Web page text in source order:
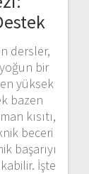
dersler,
bir
yüksek
bazen
kısıtı,
beceri
başarıyı
İşte